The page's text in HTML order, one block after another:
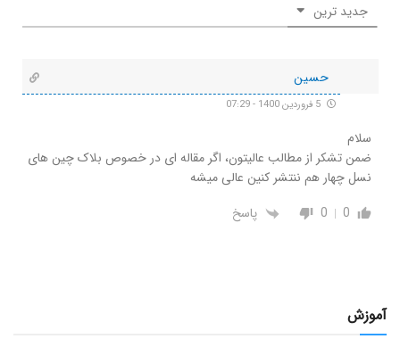
جدید ترین
حسین
سلام
ضمن تشکر از مطالب عالیتون، اگر مقاله ای در خصوص بلاک چین های
نسل چهار هم ننتشر کنین عالی میشه
0
0 پاسخ
آموزش